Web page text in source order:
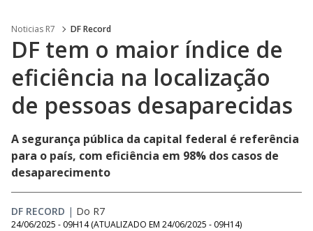
Noticias R7 DF Record
DF tem o maior índice de
eficiência na localização
de pessoas desaparecidas
A segurança pública da capital federal é referência
para o país, com eficiência em 98% dos casos de
desaparecimento
DF RECORD | Do R7
24/06/2025 - 09H14 (ATUALIZADO EM 24/06/2025 - 09H14)